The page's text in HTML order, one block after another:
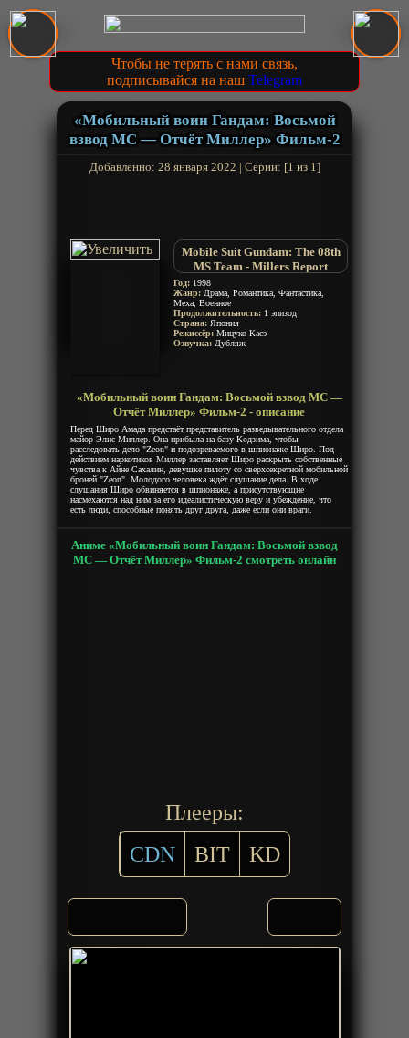
Чтобы не терять с нами связь,
подписывайся на наш Telegram
«Мобильный воин Гандам: Восьмой
взвод МС — Отчёт Миллер» Фильм-2
Добавленно: 28 января 2022 | Серии: [1 из 1]
Mobile Suit Gundam: The 08th
MS Team - Millers Report
Год: 1998
Жанр: Драма, Романтика, Фантастика,
Меха, Военное
Продолжительность: 1 эпизод
Страна: Япония
Режиссёр: Мицуко Касэ
Озвучка: Дубляж
«Мобильный воин Гандам: Восьмой взвод МС —
Отчёт Миллер» Фильм-2 - описание
Перед Широ Амада предстаёт представитель разведывательного отдела
майор Элис Миллер. Она прибыла на базу Кодзима, чтобы
расследовать дело "Zeon" и подозреваемого в шпионаже Широ. Под
действием наркотиков Миллер заставляет Широ раскрыть собственные
чувства к Айне Сахалин, девушке пилоту со сверхсекретной мобильной
броней "Zeon". Молодого человека ждёт слушание дела. В ходе
слушания Широ обвиняется в шпионаже, а присутствующие
насмехаются над ним за его идеалистическую веру и убеждение, что
есть люди, способные понять друг друга, даже если они враги.
Аниме «Мобильный воин Гандам: Восьмой взвод
МС — Отчёт Миллер» Фильм-2 смотреть онлайн
Плееры:
CDN
BIT KD